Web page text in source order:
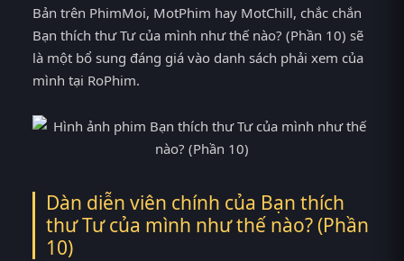
Bản trên PhimMoi, MotPhim hay MotChill, chắc chắn
Bạn thích thư Tư của mình như thế nào? (Phần 10) sẽ
là một bổ sung đáng giá vào danh sách phải xem của
mình tại RoPhim.
Dàn diễn viên chính của Bạn thích
thư Tư của mình như thế nào? (Phần
10)